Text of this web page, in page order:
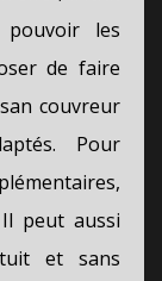
les
de faire
couvreur
Pour
peut aussi
et sans